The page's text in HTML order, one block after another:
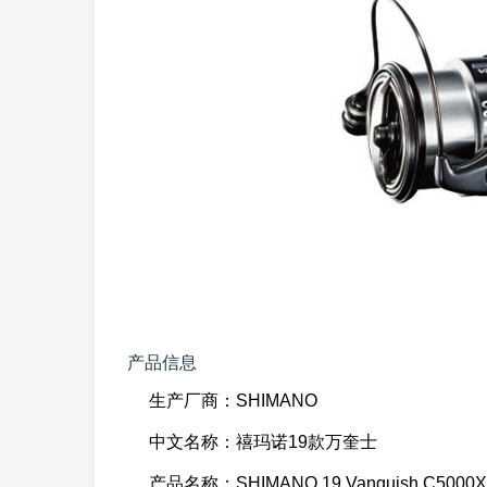
产品信息
生产厂商：SHIMANO
中文名称：禧玛诺19款万奎士
产品名称：SHIMANO 19 Vanquish